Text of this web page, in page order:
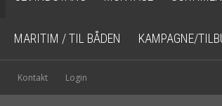
MARITIM / TIL BÅDEN KAMPAGNE/
Kontakt Login